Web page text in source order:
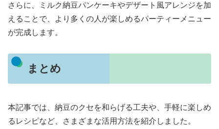
さらに、ミルク納豆パンケーキやデザート風アレンジを加
えることで、より多くの人が楽しめるパーティーメニュー
が完成します。
まとめ
本記事では、納豆のクセを和らげる工夫や、手軽に楽しめ
るレシピなど、さまざまな活用方法を紹介しました。